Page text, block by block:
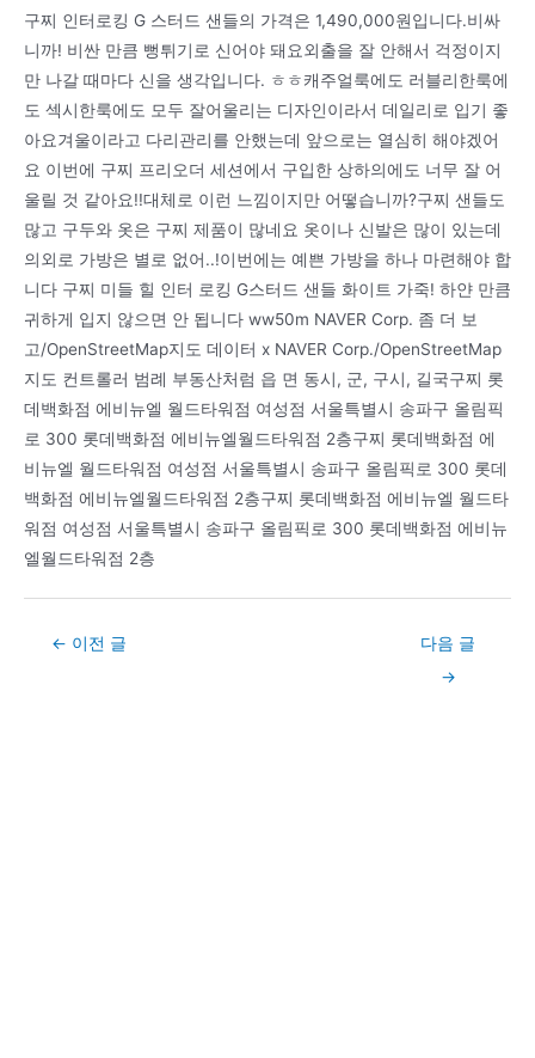
구찌 인터로킹 G 스터드 샌들의 가격은 1,490,000원입니다.비싸
니까! 비싼 만큼 뻥튀기로 신어야 돼요외출을 잘 안해서 걱정이지
만 나갈 때마다 신을 생각입니다. ㅎㅎ캐주얼룩에도 러블리한룩에
도 섹시한룩에도 모두 잘어울리는 디자인이라서 데일리로 입기 좋
아요겨울이라고 다리관리를 안했는데 앞으로는 열심히 해야겠어
요 이번에 구찌 프리오더 세션에서 구입한 상하의에도 너무 잘 어
울릴 것 같아요!!대체로 이런 느낌이지만 어떻습니까?구찌 샌들도
많고 구두와 옷은 구찌 제품이 많네요 옷이나 신발은 많이 있는데
의외로 가방은 별로 없어..!이번에는 예쁜 가방을 하나 마련해야 합
니다 구찌 미들 힐 인터 로킹 G스터드 샌들 화이트 가죽! 하얀 만큼
귀하게 입지 않으면 안 됩니다 ww50m NAVER Corp. 좀 더 보
고/OpenStreetMap지도 데이터 x NAVER Corp./OpenStreetMap
지도 컨트롤러 범례 부동산처럼 읍 면 동시, 군, 구시, 길국구찌 롯
데백화점 에비뉴엘 월드타워점 여성점 서울특별시 송파구 올림픽
로 300 롯데백화점 에비뉴엘월드타워점 2층구찌 롯데백화점 에
비뉴엘 월드타워점 여성점 서울특별시 송파구 올림픽로 300 롯데
백화점 에비뉴엘월드타워점 2층구찌 롯데백화점 에비뉴엘 월드타
워점 여성점 서울특별시 송파구 올림픽로 300 롯데백화점 에비뉴
엘월드타워점 2층
Post← 이전 글
다음 글
→